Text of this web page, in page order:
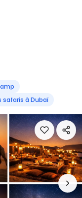
safaris à Dubaï